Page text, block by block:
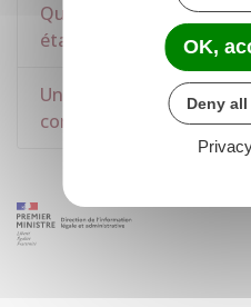
Quels titres et diplômes
étant à finalité
Un salarié en formation
congés payés et à
OK,
Deny